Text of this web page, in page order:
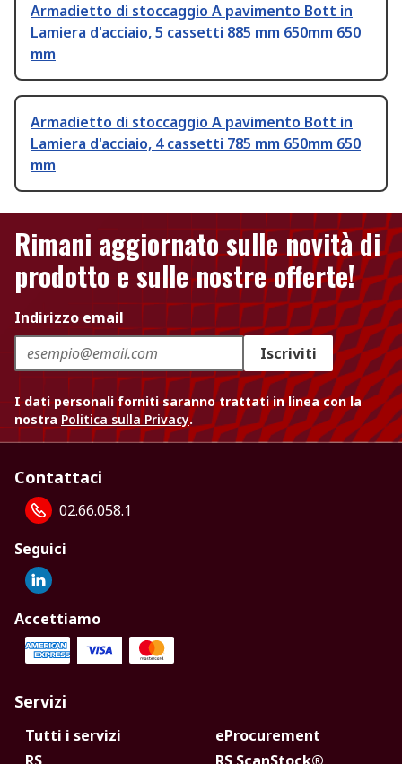
Armadietto di stoccaggio A pavimento Bott in
Lamiera d'acciaio, 5 cassetti 885 mm 650mm 650
mm
Armadietto di stoccaggio A pavimento Bott in
Lamiera d'acciaio, 4 cassetti 785 mm 650mm 650
mm
Rimani aggiornato sulle novità di
prodotto e sulle nostre offerte!
Indirizzo email
Iscriviti
I dati personali forniti saranno trattati in linea con la
nostra Politica sulla Privacy.
Contattaci
02.66.058.1
Seguici
Accettiamo
Servizi
Tutti i servizi
eProcurement